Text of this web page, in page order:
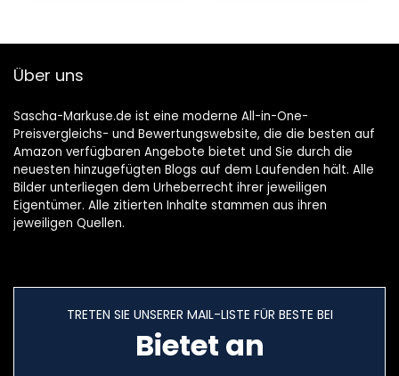
vaatwasser
Über uns
Sascha-Markuse.de ist eine moderne All-in-One-
Preisvergleichs- und Bewertungswebsite, die die besten auf
Amazon verfügbaren Angebote bietet und Sie durch die
neuesten hinzugefügten Blogs auf dem Laufenden hält. Alle
Bilder unterliegen dem Urheberrecht ihrer jeweiligen
Eigentümer. Alle zitierten Inhalte stammen aus ihren
jeweiligen Quellen.
TRETEN SIE UNSERER MAIL-LISTE FÜR BESTE BEI
Bietet an